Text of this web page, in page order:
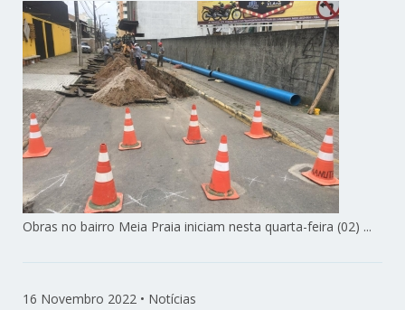
Obras no bairro Meia Praia iniciam nesta quarta-feira (02) ...
16 Novembro 2022 • Notícias